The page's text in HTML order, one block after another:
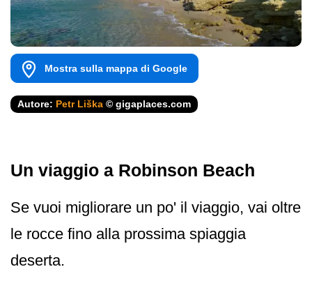
Mostra sulla mappa di Google
Autore: Petr Liška © gigaplaces.com
Un viaggio a Robinson Beach
Se vuoi migliorare un po' il viaggio, vai oltre
le rocce fino alla prossima spiaggia
deserta.